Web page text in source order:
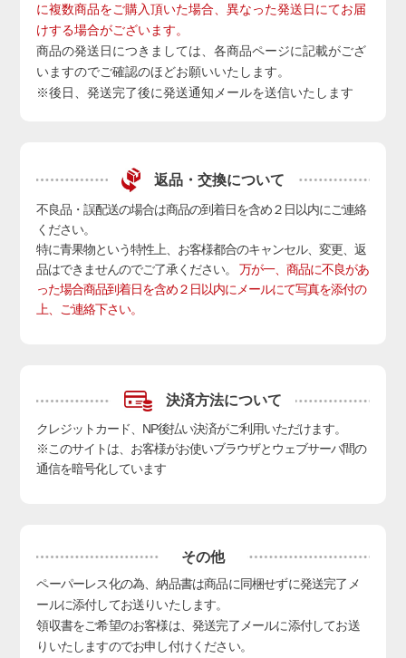
に複数商品をご購入頂いた場合、異なった発送日にてお届
けする場合がございます。
商品の発送日につきましては、各商品ページに記載がござ
いますのでご確認のほどお願いいたします。
※後日、発送完了後に発送通知メールを送信いたします
返品・交換について
不良品・誤配送の場合は商品の到着日を含め２日以内にご連絡
ください。
特に青果物という特性上、お客様都合のキャンセル、変更、返
品はできませんのでご了承ください。万が一、商品に不良があ
った場合商品到着日を含め２日以内にメールにて写真を添付の
上、ご連絡下さい。
決済方法について
クレジットカード、NP後払い決済がご利用いただけます。
※このサイトは、お客様がお使いブラウザとウェブサーバ間の
通信を暗号化しています
その他
ペーパーレス化の為、納品書は商品に同梱せずに発送完了メ
ールに添付してお送りいたします。
領収書をご希望のお客様は、発送完了メールに添付してお送
りいたしますのでお申し付けください。